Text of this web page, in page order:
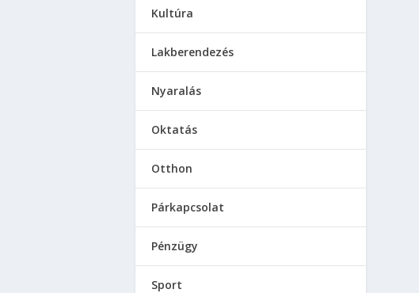
Kultúra
Lakberendezés
Nyaralás
Oktatás
Otthon
Párkapcsolat
Pénzügy
Sport